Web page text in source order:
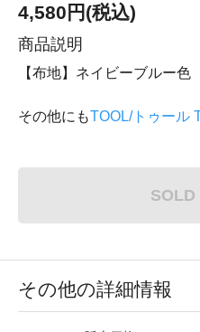
4,580円(税込)
商品説明
【布地】ネイビーブルー色
その他にもTOOL/トゥール
SOLD
その他の詳細情報